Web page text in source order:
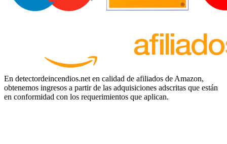
En detectordeincendios.net en calidad de afiliados de Amazon,
obtenemos ingresos a partir de las adquisiciones adscritas que están
en conformidad con los requerimientos que aplican.